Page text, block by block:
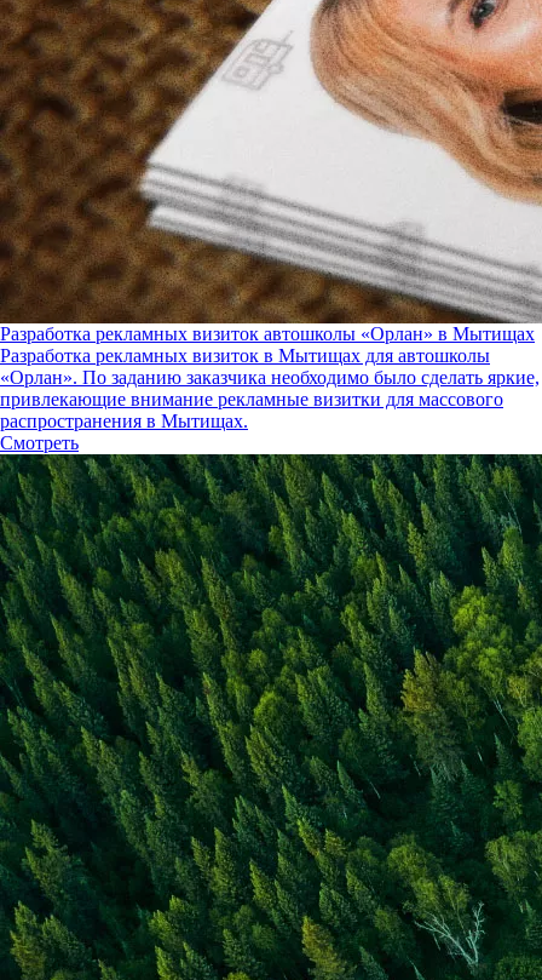
Разработка рекламных визиток автошколы «Орлан» в Мытищах
Разработка рекламных визиток в Мытищах для автошколы
«Орлан». По заданию заказчика необходимо было сделать яркие,
привлекающие внимание рекламные визитки для массового
распространения в Мытищах.
Смотреть